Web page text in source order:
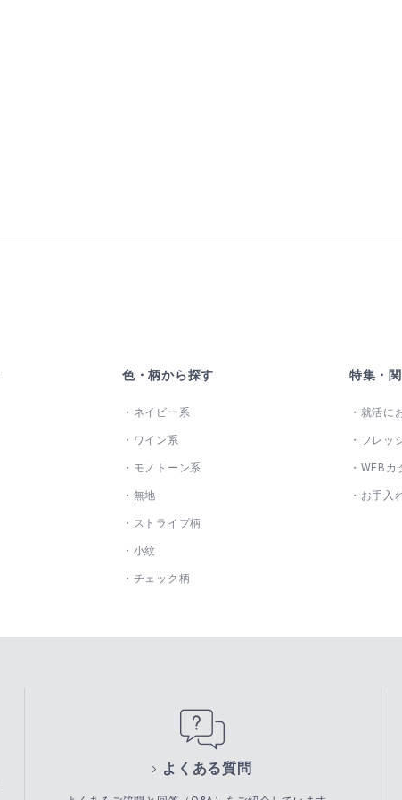
色・柄から探す
ネイビー系
ワイン系
モノトーン系
無地
ストライプ柄
小紋
チェック柄
特集・
就活に
フレッ
WEBカ
お手入
よくある質問